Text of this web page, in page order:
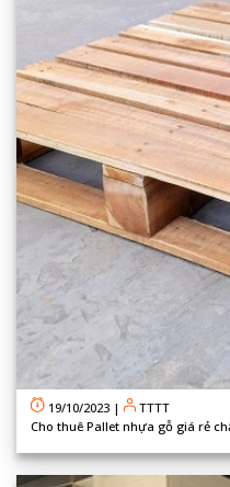
19/10/2023 |
TTTT
Cho thuê Pallet nhựa gỗ giá rẻ